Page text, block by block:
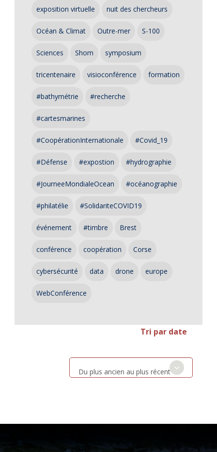
exposition virtuelle nuit des chercheurs
Océan & Climat Outre-mer S-100
Sciences Shom symposium
tricentenaire visioconférence formation
#bathymétrie #recherche
#cartesmarines
#CoopérationInternationale #Covid_19
#Défense #expostion #hydrographie
#JourneeMondialeOcean #océanographie
#philatélie #SolidariteCOVID19
événement #timbre Brest
conférence coopération Corse
cybersécurité data drone europe
WebConférence
Tri par date
Du plus ancien au plus récent